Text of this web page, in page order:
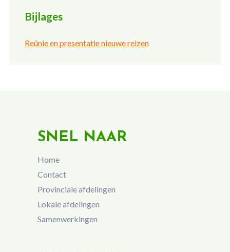
Bijlages
Reünie en presentatie nieuwe reizen
SNEL NAAR
Home
Contact
Provinciale afdelingen
Lokale afdelingen
Samenwerkingen